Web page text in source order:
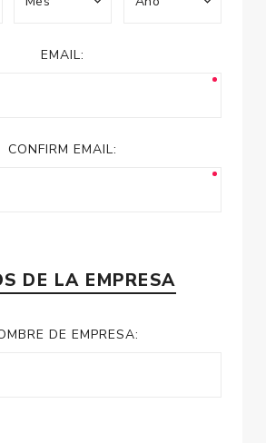
EMAIL:
CONFIRM EMAIL:
DE LA EMPRESA
DE EMPRESA: